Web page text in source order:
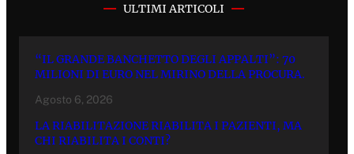
ULTIMI ARTICOLI
“IL GRANDE BANCHETTO DEGLI APPALTI”: 70
MILIONI DI EURO NEL MIRINO DELLA PROCURA.
Agosto 6, 2026
LA RIABILITAZIONE RIABILITA I PAZIENTI, MA
CHI RIABILITA I CONTI?